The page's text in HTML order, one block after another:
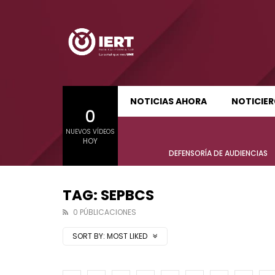
0
NUEVOS VÍDEOS
HOY
NOTICIAS AHORA
SUDCALIFORNIA HOY EDICIÓN MATUTINA
Sudcalifornia Hoy edición matutina
DEFENSORÍA DE AUDIENCIAS
01:21:47
Sudcalifornia Hoy edición matutina
TAG: SEPBCS
0 PÚBLICACIONES
SORT BY: MOST LIKED